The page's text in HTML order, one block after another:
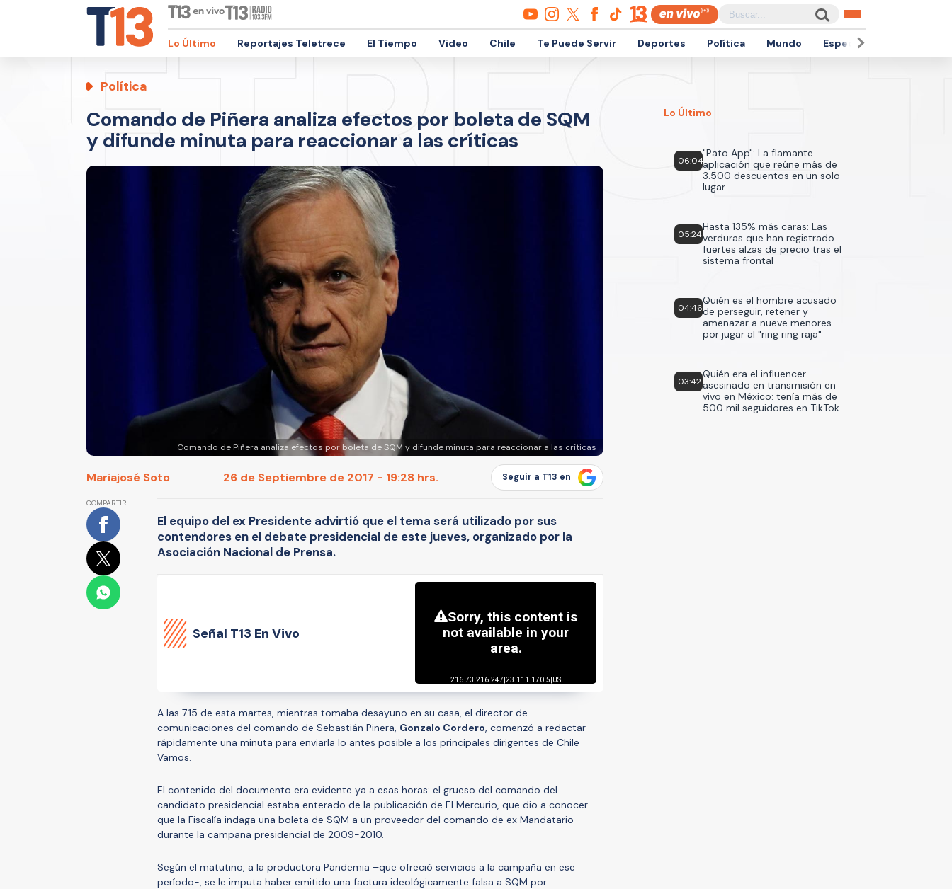
Lo Último Reportajes Teletrece El Tiempo Video Chile Te Puede Servir Deportes Política Mundo Espectáculos
Política
Comando de Piñera analiza efectos por boleta de SQM
y difunde minuta para reaccionar a las críticas
Comando de Piñera analiza efectos por boleta de SQM y difunde minuta para reaccionar a las críticas
Mariajosé Soto 26 de Septiembre de 2017 - 19:28 hrs. Seguir a T13 en
COMPARTIR
El equipo del ex Presidente advirtió que el tema será utilizado por sus
contendores en el debate presidencial de este jueves, organizado por la
Asociación Nacional de Prensa.
Señal T13 En Vivo
A las 7.15 de esta martes, mientras tomaba desayuno en su casa, el director de
comunicaciones del comando de Sebastián Piñera, Gonzalo Cordero, comenzó a redactar
rápidamente una minuta para enviarla lo antes posible a los principales dirigentes de Chile
Vamos.
El contenido del documento era evidente ya a esas horas: el grueso del comando del
candidato presidencial estaba enterado de la publicación de El Mercurio, que dio a conocer
que la Fiscalía indaga una boleta de SQM a un proveedor del comando de ex Mandatario
durante la campaña presidencial de 2009-2010.
Según el matutino, a la productora Pandemia –que ofreció servicios a la campaña en ese
período-, se le imputa haber emitido una factura ideológicamente falsa a SQM por
Lo Último
06:04
"Pato App": La flamante
aplicación que reúne más de
3.500 descuentos en un solo
lugar
05:24
Hasta 135% más caras: Las
verduras que han registrado
fuertes alzas de precio tras el
sistema frontal
04:46
Quién es el hombre acusado
de perseguir, retener y
amenazar a nueve menores
por jugar al "ring ring raja"
03:42
Quién era el influencer
asesinado en transmisión en
vivo en México: tenía más de
500 mil seguidores en TikTok